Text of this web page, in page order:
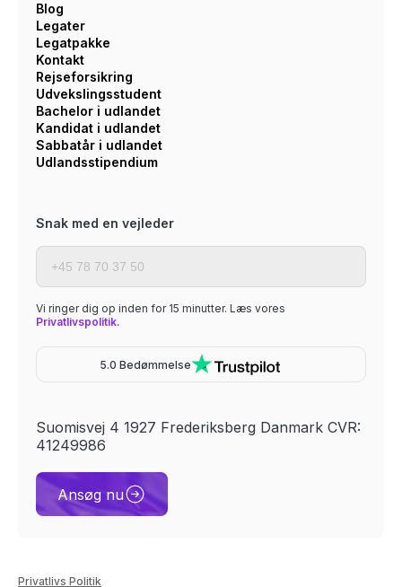
Blog
Legater
Legatpakke
Kontakt
Rejseforsikring
Udvekslingsstudent
Bachelor i udlandet
Kandidat i udlandet
Sabbatår i udlandet
Udlandsstipendium
Snak med en vejleder
Vi ringer dig op inden for 15 minutter. Læs vores
Privatlivspolitik.
5.0 Bedømmelse
Suomisvej 4 1927 Frederiksberg Danmark CVR:
41249986
Ansøg nu
Privatlivs Politik